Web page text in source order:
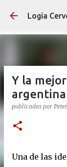
Logia
Y la
argentina
publicadas por
Una de las